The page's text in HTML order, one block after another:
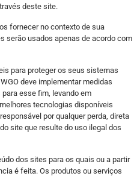
deste site.
fornecer no contexto de sua
serão usados apenas de acordo com
para proteger os seus sistemas
deve implementar medidas
esse fim, levando em
tecnologias disponíveis
por qualquer perda, direta
site que resulte do uso ilegal dos
dos sites para os quais ou a partir
é feita. Os produtos ou serviços